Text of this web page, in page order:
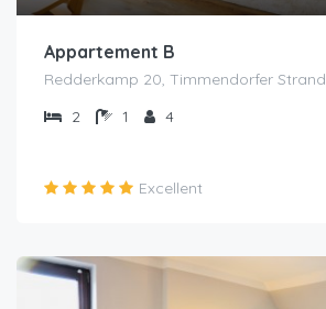
Appartement B
Redderkamp 20, Timmendorfer Strand
2
1 4
Excellent